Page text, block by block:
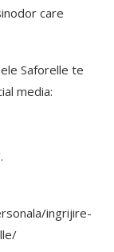
care
Saforelle te
media:
ingrijire-